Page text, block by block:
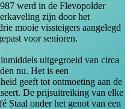
werd in de Flevopolder
zijn door het
mooie vissteigers aangelegd
voor senioren.
uitgegroeid van circa
nu. Het is een
geeft tot ontmoeting aan de
De prijsuitreiking van elke
Staal onder het genot van een